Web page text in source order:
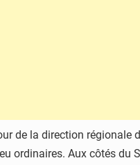
de la direction régionale
ordinaires. Aux côtés du